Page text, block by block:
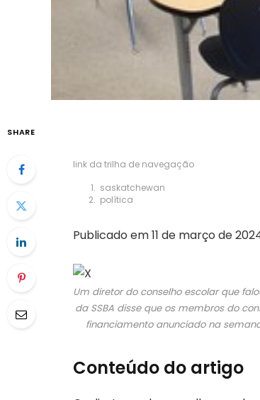
SHARE
link da trilha de navegação
saskatchewan
política
Publicado em 11 de março de
Um diretor do conselho escolar que
da SSBA disse que os membros do
financiamento anunciado na
Conteúdo do artigo